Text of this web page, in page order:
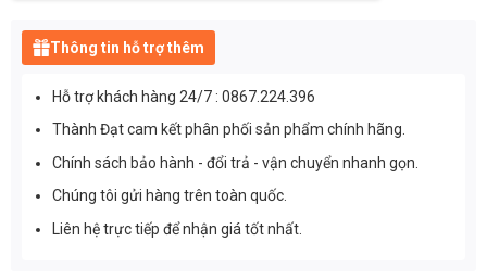
Thông tin hỗ trợ thêm
Hỗ trợ khách hàng 24/7 : 0867.224.396
Thành Đạt cam kết phân phối sản phẩm chính hãng.
Chính sách bảo hành - đổi trả - vận chuyển nhanh gọn.
Chúng tôi gửi hàng trên toàn quốc.
Liên hệ trực tiếp để nhận giá tốt nhất.